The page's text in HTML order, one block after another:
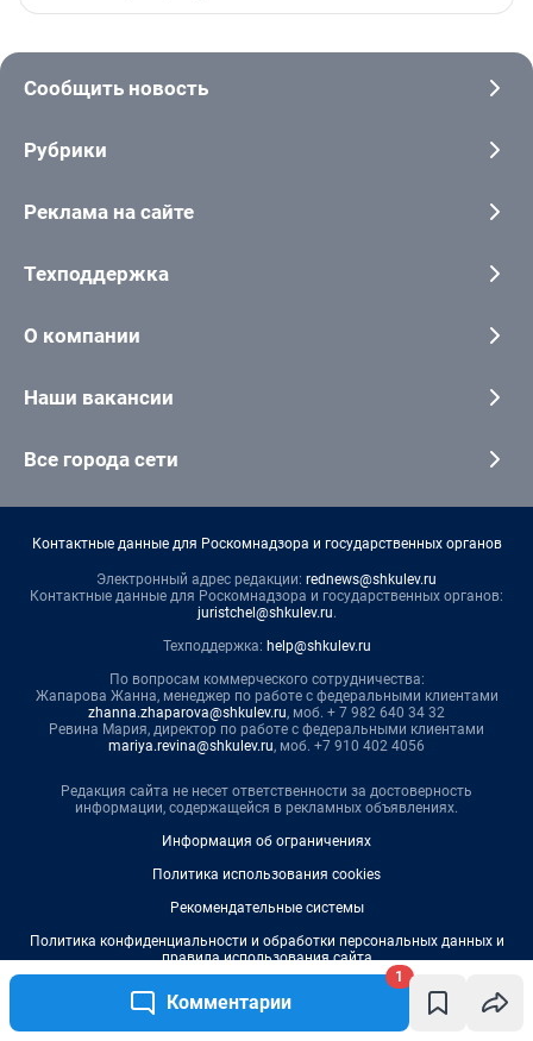
Комментарии
1
Сообщить новость
Рубрики
Реклама на сайте
Техподдержка
О компании
Наши вакансии
Все города сети
Контактные данные для Роскомнадзора и государственных органов
Электронный адрес редакции: rednews@shkulev.ru
Контактные данные для Роскомнадзора и государственных органов:
juristchel@shkulev.ru.
Техподдержка: help@shkulev.ru
По вопросам коммерческого сотрудничества:
Жапарова Жанна, менеджер по работе с федеральными клиентами
zhanna.zhaparova@shkulev.ru, моб. + 7 982 640 34 32
Ревина Мария, директор по работе с федеральными клиентами
mariya.revina@shkulev.ru, моб. +7 910 402 4056
Редакция сайта не несет ответственности за достоверность
информации, содержащейся в рекламных объявлениях.
Информация об ограничениях
Политика использования cookies
Рекомендательные системы
Политика конфиденциальности и обработки персональных данных и
правила использования сайта